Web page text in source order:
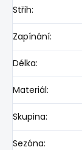
Střih:
Zapínání:
Délka:
Materiál:
Skupina:
Sezóna: